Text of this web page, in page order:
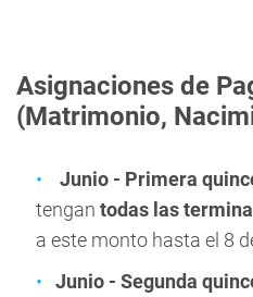
Asignaciones de
(Matrimonio,
Junio - Primera
tengan todas las
a este monto hasta el 8
Junio - Segunda